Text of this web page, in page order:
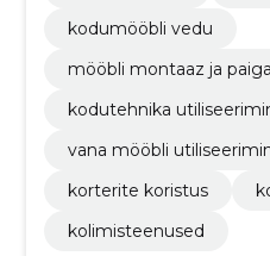
kodumööbli vedu
mööbli montaaz ja
kodutehnika
vana mööbli
korterite koristus
kolimisteenused